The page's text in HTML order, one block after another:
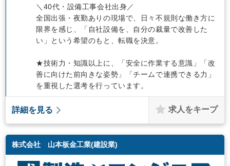
＼40代・設備工事会社出身／
全国出張・夜勤ありの現場で、日々不規則な働き方に
限界を感じ、「自社設備を、自分の裁量で改善した
い」という希望のもと、転職を決意。
★技術力・知識以上に、「安全に作業する意識」「改
善に向けた前向きな姿勢」「チームで連携できる力」
を重視した選考を行っています。
詳細を見る 求人をキープ
株式会社 山本板金工業(建設業)